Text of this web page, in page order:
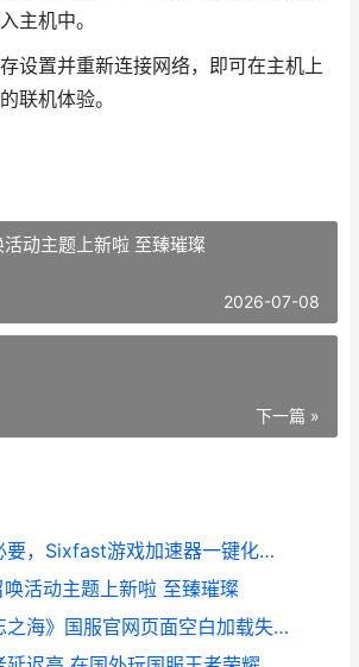
主机中。
设置并重新连接网络，即可在主机上
联机体验。
动主题上新啦 至臻璀璨
2026-07-08
下一篇 »
留学海外开学必要，Sixfast游戏加速器一键化解你听歌看剧打游戏总是“卡”住的问题 海外留学需要准备什么
活动主题上新啦 至臻璀璨
海外访问《遗忘之海》国服官网页面空白加载失败